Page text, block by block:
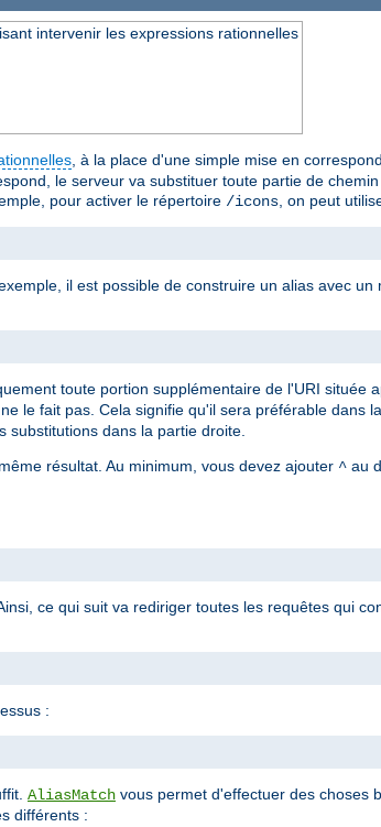
intervenir les expressions rationnelles
, à la place d'une simple mise en
le serveur va substituer toute partie de
pour activer le répertoire /icons , on peut
il est possible de construire un alias avec un
toute portion supplémentaire de l'URI située
ne le fait pas. Cela signifie qu'il sera préférable dans
dans la partie droite.
résultat. Au minimum, vous devez ajouter ^ au
ce qui suit va rediriger toutes les requêtes qui
:
AliasMatch vous permet d'effectuer des choses
différents :